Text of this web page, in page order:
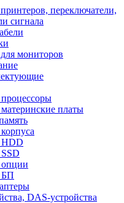
переключатели,
сигнала
мониторов
платы
HDD
БП
DAS-устройства